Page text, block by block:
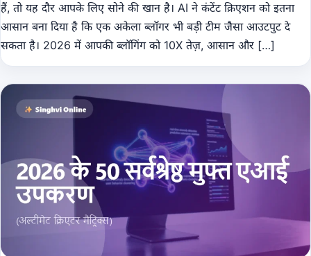
हैं, तो यह दौर आपके लिए सोने की खान है। AI ने कंटेंट क्रिएशन को इतना
आसान बना दिया है कि एक अकेला ब्लॉगर भी बड़ी टीम जैसा आउटपुट दे
सकता है। 2026 में आपकी ब्लॉगिंग को 10X तेज़, आसान और […]